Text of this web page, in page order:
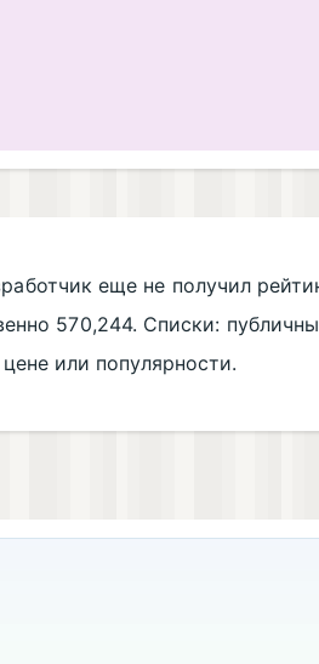
еще не получил
570,244. Списки:
или популярности.